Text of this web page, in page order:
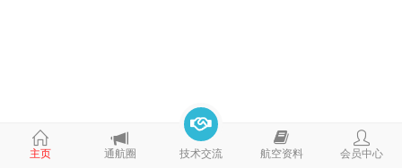
主页 通航圈 技术交流 航空资料 会员中心